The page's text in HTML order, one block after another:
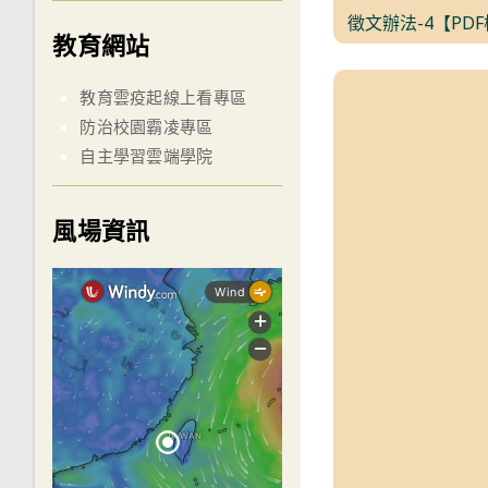
徵文辦法-4【PDF
教育網站
教育雲疫起線上看專區
防治校園霸凌專區
自主學習雲端學院
風場資訊